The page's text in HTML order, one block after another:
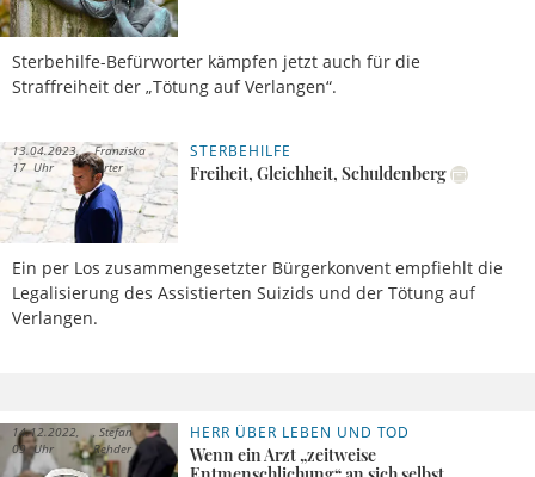
Sterbehilfe-Befürworter kämpfen jetzt auch für die
Straffreiheit der „Tötung auf Verlangen“.
STERBEHILFE
Freiheit, Gleichheit, Schuldenberg
Ein per Los zusammengesetzter Bürgerkonvent empfiehlt die
Legalisierung des Assistierten Suizids und der Tötung auf
Verlangen.
13.04.2023,
17 Uhr
Franziska
Harter
HERR ÜBER LEBEN UND TOD
Wenn ein Arzt „zeitweise
14.12.2022,
09 Uhr
Stefan
Rehder